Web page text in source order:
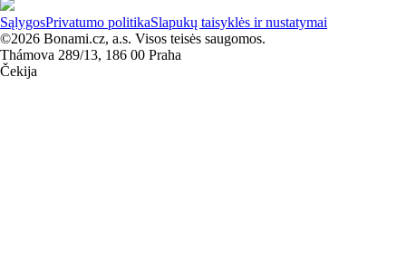
SąlygosPrivatumo politikaSlapukų taisyklės ir nustatymai
©2026 Bonami.cz, a.s. Visos teisės saugomos.
Thámova 289/13, 186 00 Praha
Čekija